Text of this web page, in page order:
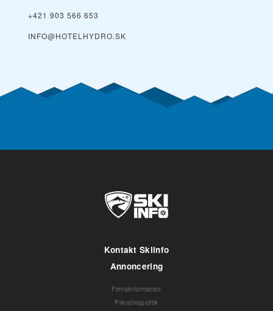
+421 903 566 653
INFO@HOTELHYDRO.SK
Kontakt Skiinfo
Annoncering
Firmainformation
Privatlivspolitik